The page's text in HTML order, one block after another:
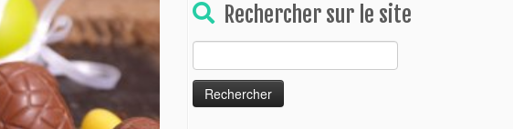
Rechercher sur le site